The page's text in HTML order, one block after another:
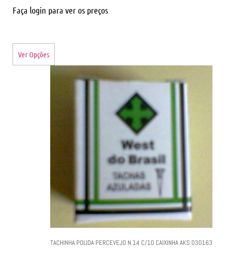
Faça login para ver os preços
Ver Opções
TACHINHA POLIDA PERCEVEJO N.14 C/10 CAIXINHA AKS 030163